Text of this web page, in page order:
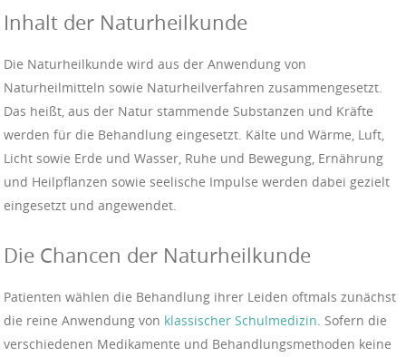
Inhalt der Naturheilkunde
Die Naturheilkunde wird aus der Anwendung von
Naturheilmitteln sowie Naturheilverfahren zusammengesetzt.
Das heißt, aus der Natur stammende Substanzen und Kräfte
werden für die Behandlung eingesetzt. Kälte und Wärme, Luft,
Licht sowie Erde und Wasser, Ruhe und Bewegung, Ernährung
und Heilpflanzen sowie seelische Impulse werden dabei gezielt
eingesetzt und angewendet.
Die Chancen der Naturheilkunde
Patienten wählen die Behandlung ihrer Leiden oftmals zunächst
die reine Anwendung von klassischer Schulmedizin. Sofern die
verschiedenen Medikamente und Behandlungsmethoden keine